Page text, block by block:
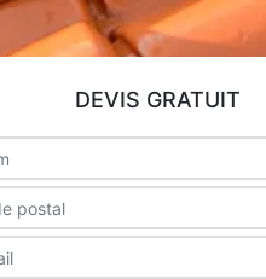
DEVIS GRATUIT